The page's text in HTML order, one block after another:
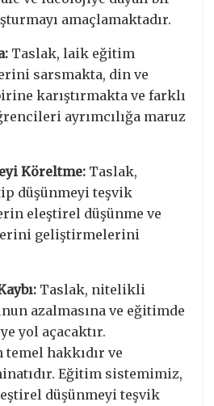
amaçlamaktadır.
Taslak, laik eğitim
sarsmakta, din ve
karıştırmakta ve farklı
ayrımcılığa maruz
Köreltme: Taslak,
düşünmeyi teşvik
eleştirel düşünme ve
geliştirmelerini
Taslak, nitelikli
azalmasına ve eğitimde
yol açacaktır.
hakkıdır ve
Eğitim sistemimiz,
düşünmeyi teşvik